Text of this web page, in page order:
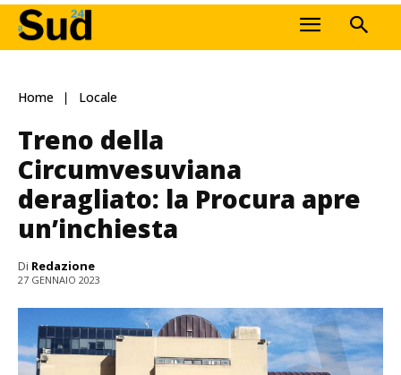
Home Locale
Treno della
Circumvesuviana
deragliato: la Procura apre
un’inchiesta
Di Redazione
27 GENNAIO 2023